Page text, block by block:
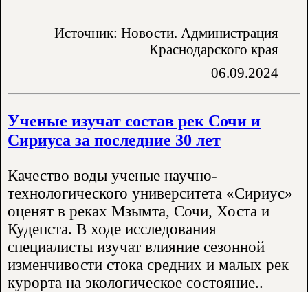
Источник: Новости. Администрация
Краснодарского края
06.09.2024
Ученые изучат состав рек Сочи и
Сириуса за последние 30 лет
Качество воды ученые научно-
технологического университета «Сириус»
оценят в реках Мзымта, Сочи, Хоста и
Кудепста. В ходе исследования
специалисты изучат влияние сезонной
изменчивости стока средних и малых рек
курорта на экологическое состояние..